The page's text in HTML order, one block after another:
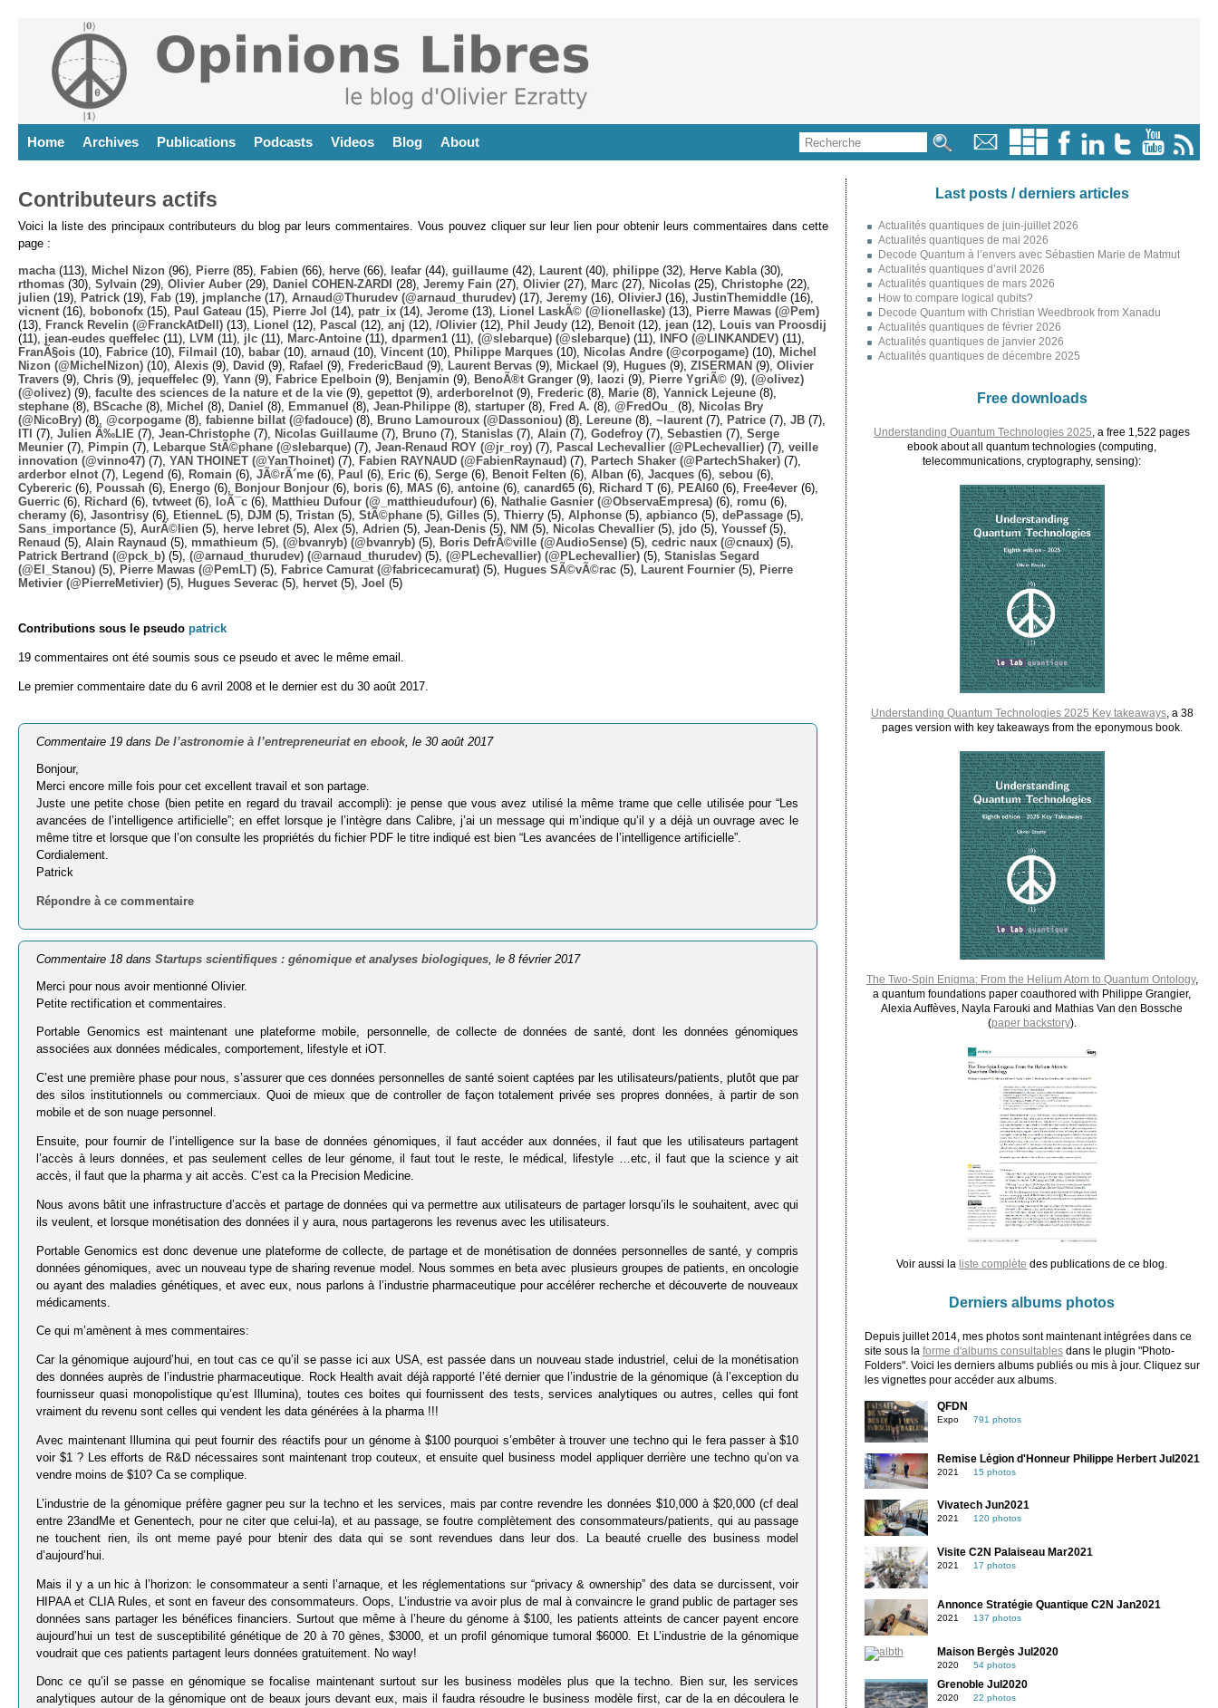
Home Archives Publications Podcasts Videos Blog About
Contributeurs actifs
Voici la liste des principaux contributeurs du blog par leurs commentaires. Vous pouvez cliquer sur leur lien pour obtenir leurs commentaires dans cette
page :
macha (113), Michel Nizon (96), Pierre (85), Fabien (66), herve (66), leafar (44), guillaume (42), Laurent (40), philippe (32), Herve Kabla (30),
rthomas (30), Sylvain (29), Olivier Auber (29), Daniel COHEN-ZARDI (28), Jeremy Fain (27), Olivier (27), Marc (27), Nicolas (25), Christophe (22),
julien (19), Patrick (19), Fab (19), jmplanche (17), Arnaud@Thurudev (@arnaud_thurudev) (17), Jeremy (16), OlivierJ (16), JustinThemiddle (16),
vicnent (16), bobonofx (15), Paul Gateau (15), Pierre Jol (14), patr_ix (14), Jerome (13), Lionel LaskÃ© (@lionellaske) (13),
Pierre Mawas (@Pem)
(13),
Franck Revelin (@FranckAtDell) (13), Lionel (12), Pascal (12), anj (12), /Olivier (12), Phil Jeudy (12), Benoit (12), jean (12),
Louis van Proosdij
(11), jean-eudes queffelec (11), LVM (11), jlc (11), Marc-Antoine (11), dparmen1 (11), (@slebarque) (@slebarque) (11), INFO (@LINKANDEV) (11),
FranÃ§ois (10), Fabrice (10), Filmail (10), babar (10), arnaud (10), Vincent (10), Philippe Marques (10), Nicolas Andre (@corpogame) (10),
Michel
Nizon (@MichelNizon) (10), Alexis (9), David (9), Rafael (9), FredericBaud (9), Laurent Bervas (9), Mickael (9), Hugues (9), ZISERMAN (9), Olivier
Travers (9), Chris (9), jequeffelec (9), Yann (9), Fabrice Epelboin (9), Benjamin (9), BenoÃ®t Granger (9), laozi (9), Pierre YgriÃ© (9), (@olivez)
(@olivez) (9), faculte des sciences de la nature et de la vie (9), gepettot (9), arderborelnot (9), Frederic (8), Marie (8), Yannick Lejeune (8),
stephane (8), BScache (8), Michel (8), Daniel (8), Emmanuel (8), Jean-Philippe (8), startuper (8), Fred A. (8), @FredOu_ (8),
Nicolas Bry
(@NicoBry) (8), @corpogame (8), fabienne billat (@fadouce) (8), Bruno Lamouroux (@Dassoniou) (8), Lereune (8), ~laurent (7), Patrice (7), JB (7),
ITI (7), Julien Ã‰LIE (7), Jean-Christophe (7), Nicolas Guillaume (7), Bruno (7), Stanislas (7), Alain (7), Godefroy (7), Sebastien (7), Serge
Meunier (7), Pimpin (7), Lebarque StÃ©phane (@slebarque) (7), Jean-Renaud ROY (@jr_roy) (7), Pascal Lechevallier (@PLechevallier) (7), veille
innovation (@vinno47) (7), YAN THOINET (@YanThoinet) (7), Fabien RAYNAUD (@FabienRaynaud) (7), Partech Shaker (@PartechShaker) (7),
arderbor elnot (7), Legend (6), Romain (6), JÃ©rÃ´me (6), Paul (6), Eric (6), Serge (6), Benoit Felten (6), Alban (6), Jacques (6), sebou (6),
Cybereric (6), Poussah (6), Energo (6), Bonjour Bonjour (6), boris (6), MAS (6), antoine (6), canard65 (6), Richard T (6), PEAI60 (6), Free4ever (6),
Guerric (6), Richard (6), tvtweet (6), loÃ¯c (6), Matthieu Dufour (@_matthieudufour) (6), Nathalie Gasnier (@ObservaEmpresa) (6), romu (6),
cheramy (6), Jasontrisy (6), EtienneL (5), DJM (5), Tristan (5), StÃ©phane (5), Gilles (5), Thierry (5), Alphonse (5), apbianco (5), dePassage (5),
Sans_importance (5), AurÃ©lien (5), herve lebret (5), Alex (5), Adrien (5), Jean-Denis (5), NM (5), Nicolas Chevallier (5), jdo (5), Youssef(5),
Renaud (5), Alain Raynaud (5), mmathieum (5), (@bvanryb) (@bvanryb) (5), Boris DefrÃ©ville (@AudioSense) (5), cedric naux (@cnaux) (5),
Patrick Bertrand (@pck_b) (5), (@arnaud_thurudev) (@arnaud_thurudev) (5), (@PLechevallier) (@PLechevallier) (5), Stanislas Segard
(@El_Stanou) (5), Pierre Mawas (@PemLT) (5), Fabrice Camurat (@fabricecamurat) (5), Hugues SÃ©vÃ©rac (5), Laurent Fournier (5),
Pierre
Metivier (@PierreMetivier) (5), Hugues Severac (5), hervet (5), Joel (5)
Contributions sous le pseudo patrick
19 commentaires ont été soumis sous ce pseudo et avec le même email.
Le premier commentaire date du 6 avril 2008 et le dernier est du 30 août 2017.
Commentaire 19 dansDe l’astronomie à l’entrepreneuriat en ebook, le 30 août 2017
Bonjour,
Merci encore mille fois pour cet excellent travail et son partage.
Juste une petite chose (bien petite en regard du travail accompli): je pense que vous avez utilisé la même trame que celle utilisée pour “Les
avancées de l’intelligence artificielle”; en effet lorsque je l’intègre dans Calibre, j’ai un message qui m’indique qu’il y a déjà un ouvrage avec le
même titre et lorsque que l’on consulte les propriétés du fichier PDF le titre indiqué est bien “Les avancées de l’intelligence artificielle”.
Cordialement.
Patrick
Répondre à ce commentaire
Commentaire 18 dansStartups scientifiques : génomique et analyses biologiques , le 8 février 2017
Merci pour nous avoir mentionné Olivier.
Petite rectification et commentaires.
Portable Genomics est maintenant une plateforme mobile, personnelle, de collecte de données de santé, dont les données génomiques
associées aux données médicales, comportement, lifestyle et iOT.
C’est une première phase pour nous, s’assurer que ces données personnelles de santé soient captées par les utilisateurs/patients, plutôt que par
des silos institutionnels ou commerciaux. Quoi de mieux que de controller de façon totalement privée ses propres données, à partir de son
mobile et de son nuage personnel.
Ensuite, pour fournir de l’intelligence sur la base de données génomiques, il faut accéder aux données, il faut que les utilisateurs partagent
l’accès à leurs données, et pas seulement celles de leur génome, il faut tout le reste, le médical, lifestyle …etc, il faut que la science y ait
accès, il faut que la pharma y ait accès. C’est ca la Precision Medicine.
Nous avons bâtit une infrastructure d’accès et partage de données qui va permettre aux utilisateurs de partager lorsqu’ils le souhaitent, avec qui
ils veulent, et lorsque monétisation des données il y aura, nous partagerons les revenus avec les utilisateurs.
Portable Genomics est donc devenue une plateforme de collecte, de partage et de monétisation de données personnelles de santé, y compris
données génomiques, avec un nouveau type de sharing revenue model. Nous sommes en beta avec plusieurs groupes de patients, en oncologie
ou ayant des maladies génétiques, et avec eux, nous parlons à l’industrie pharmaceutique pour accélérer recherche et découverte de nouveaux
médicaments.
Ce qui m’amènent à mes commentaires:
Car la génomique aujourd’hui, en tout cas ce qu’il se passe ici aux USA, est passée dans un nouveau stade industriel, celui de la monétisation
des données auprès de l’industrie pharmaceutique. Rock Health avait déjà rapporté l’été dernier que l’industrie de la génomique (à l’exception du
fournisseur quasi monopolistique qu’est Illumina), toutes ces boites qui fournissent des tests, services analytiques ou autres, celles qui font
vraiment du revenu sont celles qui vendent les data générées à la pharma !!!
Avec maintenant Illumina qui peut fournir des réactifs pour un génome à $100 pourquoi s’embêter à trouver une techno qui le fera passer à $10
voir $1 ? Les efforts de R&D nécessaires sont maintenant trop couteux, et ensuite quel business model appliquer derrière une techno qu’on va
vendre moins de $10? Ca se complique.
L’industrie de la génomique préfère gagner peu sur la techno et les services, mais par contre revendre les données $10,000 à $20,000 (cf deal
entre 23andMe et Genentech, pour ne citer que celui-la), et au passage, se foutre complètement des consommateurs/patients, qui au passage
ne touchent rien, ils ont meme payé pour btenir des data qui se sont revendues dans leur dos. La beauté cruelle des business model
d’aujourd’hui.
Mais il y a un hic à l’horizon: le consommateur a senti l’arnaque, et les réglementations sur “privacy & ownership” des data se durcissent, voir
HIPAA et CLIA Rules, et sont en faveur des consommateurs. Oops, L’industrie va avoir plus de mal à convaincre le grand public de partager ses
données sans partager les bénéfices financiers. Surtout que même à l’heure du génome à $100, les patients atteints de cancer payent encore
aujourd’hui un test de susceptibilité génétique de 20 à 70 gènes, $3000, et un profil génomique tumoral $6000. Et L’industrie de la génomique
voudrait que ces patients partagent leurs données gratuitement. No way!
Donc ce qu’il se passe en génomique se focalise maintenant surtout sur les business modèles plus que la techno. Bien sur, les services
analytiques autour de la génomique ont de beaux jours devant eux, mais il faudra résoudre le business modèle first, car de la en découlera le
Last posts / derniers articles
Actualités quantiques de juin-juillet 2026
Actualités quantiques de mai 2026
Decode Quantum à l’envers avec Sébastien Marie de Matmut
Actualités quantiques d’avril 2026
Actualités quantiques de mars 2026
How to compare logical qubits?
Decode Quantum with Christian Weedbrook from Xanadu
Actualités quantiques de février 2026
Actualités quantiques de janvier 2026
Actualités quantiques de décembre 2025
Free downloads
Understanding Quantum Technologies 2025 , a free 1,522 pages
ebook about all quantum technologies (computing,
telecommunications, cryptography, sensing):
Understanding Quantum Technologies 2025 Key takeaways, a 38
pages version with key takeaways from the eponymous book.
The Two-Spin Enigma: From the Helium Atom to Quantum Ontology,
a quantum foundations paper coauthored with Philippe Grangier,
Alexia Auffèves, Nayla Farouki and Mathias Van den Bossche
(paper backstory).
Voir aussi la liste complète des publications de ce blog.
Derniers albums photos
Depuis juillet 2014, mes photos sont maintenant intégrées dans ce
site sous la forme d'albums consultablesdans le plugin "Photo-
Folders". Voici les derniers albums publiés ou mis à jour. Cliquez sur
les vignettes pour accéder aux albums.
QFDN
Expo 791 photos
Remise Légion d'Honneur Philippe Herbert Jul2021
2021 15 photos
Vivatech Jun2021
2021 120 photos
Visite C2N Palaiseau Mar2021
2021 17 photos
Annonce Stratégie Quantique C2N Jan2021
2021 137 photos
Maison Bergès Jul2020
2020 54 photos
Grenoble Jul2020
2020 22 photos